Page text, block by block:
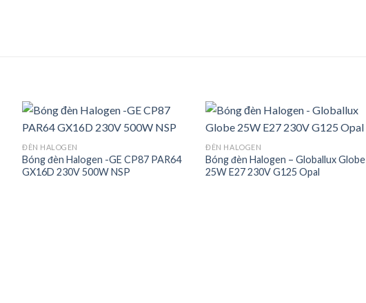
Add to
ĐÈN HALOGEN
Bóng đèn Halogen -GE CP87 PAR64
GX16D 230V 500W NSP
Add to
ĐÈN HALOGEN
Bóng đèn Halogen – Globallux Globe
25W E27 230V G125 Opal